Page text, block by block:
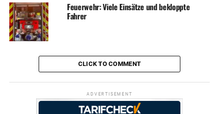
Feuerwehr: Viele Einsätze und bekloppte
Fahrer
CLICK TO COMMENT
ADVERTISEMENT